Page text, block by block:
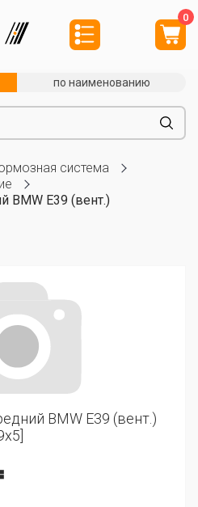
0
по наименованию
система
BMW E39 (вент.)
BMW E39 (вент.)